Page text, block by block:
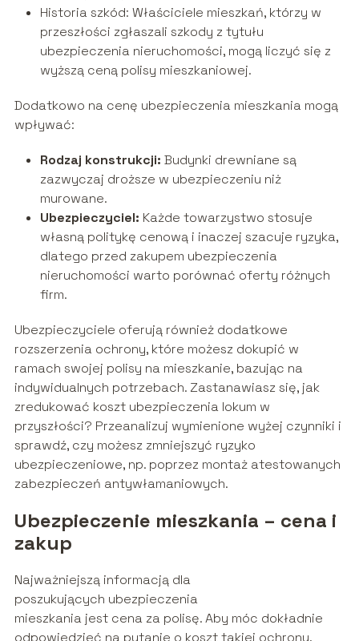
Historia szkód: Właściciele mieszkań, którzy w
przeszłości zgłaszali szkody z tytułu
ubezpieczenia nieruchomości, mogą liczyć się z
wyższą ceną polisy mieszkaniowej.
Dodatkowo na cenę ubezpieczenia mieszkania mogą
wpływać:
Rodzaj konstrukcji: Budynki drewniane są
zazwyczaj droższe w ubezpieczeniu niż
murowane.
Ubezpieczyciel: Każde towarzystwo stosuje
własną politykę cenową i inaczej szacuje ryzyka,
dlatego przed zakupem ubezpieczenia
nieruchomości warto porównać oferty różnych
firm.
Ubezpieczyciele oferują również dodatkowe
rozszerzenia ochrony, które możesz dokupić w
ramach swojej polisy na mieszkanie, bazując na
indywidualnych potrzebach. Zastanawiasz się, jak
zredukować koszt ubezpieczenia lokum w
przyszłości? Przeanalizuj wymienione wyżej czynniki i
sprawdź, czy możesz zmniejszyć ryzyko
ubezpieczeniowe, np. poprzez montaż atestowanych
zabezpieczeń antywłamaniowych.
Ubezpieczenie mieszkania – cena i
zakup
Najważniejszą informacją dla
poszukujących ubezpieczenia
mieszkania jest cena za polisę. Aby móc dokładnie
odpowiedzieć na pytanie o koszt takiej ochrony,